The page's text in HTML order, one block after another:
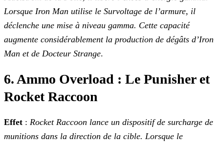
Lorsque Iron Man utilise le Survoltage de l’armure, il
déclenche une mise à niveau gamma. Cette capacité
augmente considérablement la production de dégâts d’Iron
Man et de Docteur Strange.
6. Ammo Overload : Le Punisher et
Rocket Raccoon
Effet : Rocket Raccoon lance un dispositif de surcharge de
munitions dans la direction de la cible. Lorsque le